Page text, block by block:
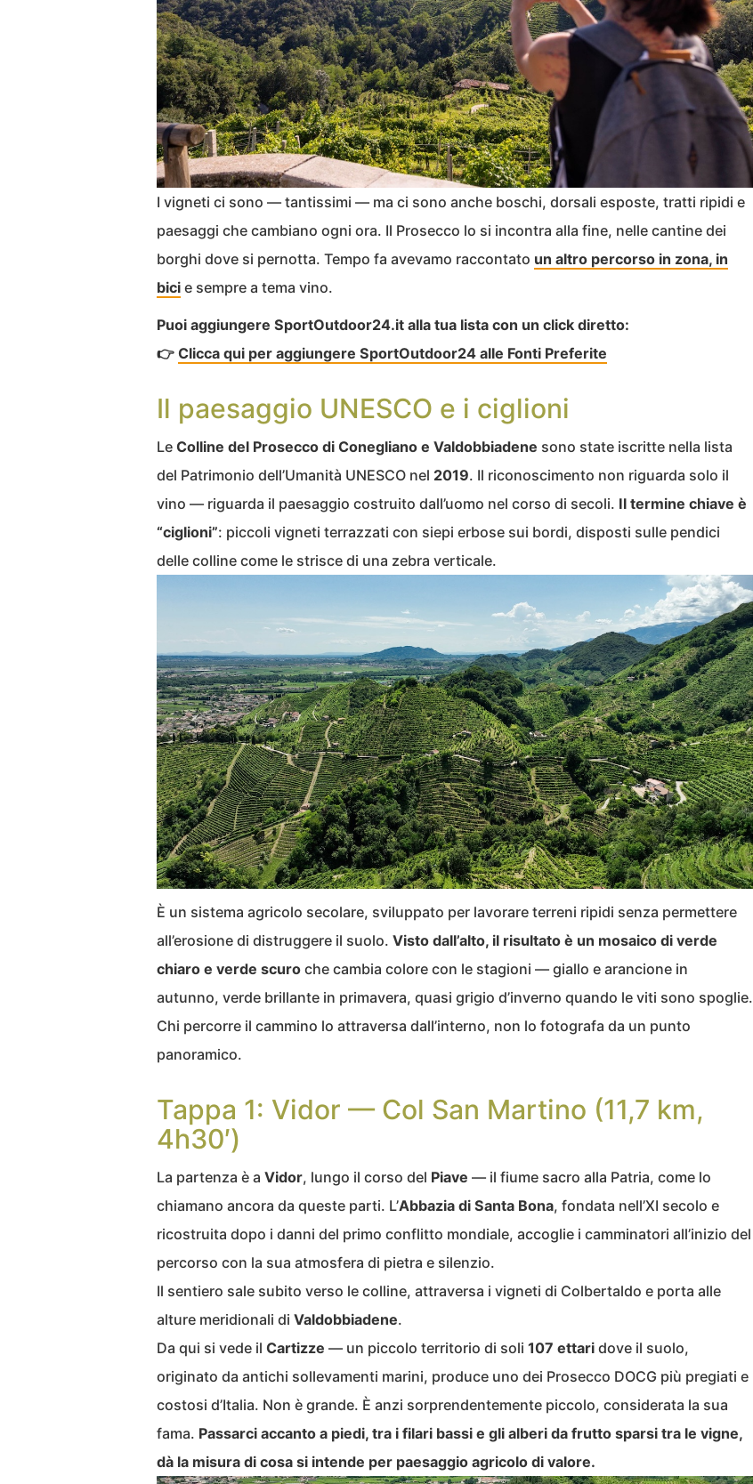
I vigneti ci sono — tantissimi — ma ci sono anche boschi, dorsali esposte, tratti ripidi e
paesaggi che cambiano ogni ora. Il Prosecco lo si incontra alla fine, nelle cantine dei
borghi dove si pernotta. Tempo fa avevamo raccontato un altro percorso in zona, in
bici e sempre a tema vino.
Puoi aggiungere SportOutdoor24.it alla tua lista con un click diretto:
👉 Clicca qui per aggiungere SportOutdoor24 alle Fonti Preferite
Il paesaggio UNESCO e i ciglioni
Le Colline del Prosecco di Conegliano e Valdobbiadene sono state iscritte nella lista
del Patrimonio dell’Umanità UNESCO nel 2019. Il riconoscimento non riguarda solo il
vino — riguarda il paesaggio costruito dall’uomo nel corso di secoli. Il termine chiave è
“ciglioni”: piccoli vigneti terrazzati con siepi erbose sui bordi, disposti sulle pendici
delle colline come le strisce di una zebra verticale.
È un sistema agricolo secolare, sviluppato per lavorare terreni ripidi senza permettere
all’erosione di distruggere il suolo. Visto dall’alto, il risultato è un mosaico di verde
chiaro e verde scuro che cambia colore con le stagioni — giallo e arancione in
autunno, verde brillante in primavera, quasi grigio d’inverno quando le viti sono spoglie.
Chi percorre il cammino lo attraversa dall’interno, non lo fotografa da un punto
panoramico.
Tappa 1: Vidor — Col San Martino (11,7 km,
4h30′)
La partenza è a Vidor, lungo il corso del Piave — il fiume sacro alla Patria, come lo
chiamano ancora da queste parti. L’Abbazia di Santa Bona, fondata nell’XI secolo e
ricostruita dopo i danni del primo conflitto mondiale, accoglie i camminatori all’inizio del
percorso con la sua atmosfera di pietra e silenzio.
Il sentiero sale subito verso le colline, attraversa i vigneti di Colbertaldo e porta alle
alture meridionali di Valdobbiadene.
Da qui si vede il Cartizze — un piccolo territorio di soli 107 ettari dove il suolo,
originato da antichi sollevamenti marini, produce uno dei Prosecco DOCG più pregiati e
costosi d’Italia. Non è grande. È anzi sorprendentemente piccolo, considerata la sua
fama. Passarci accanto a piedi, tra i filari bassi e gli alberi da frutto sparsi tra le vigne,
dà la misura di cosa si intende per paesaggio agricolo di valore.